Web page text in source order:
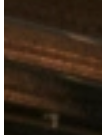
View all country kitchens